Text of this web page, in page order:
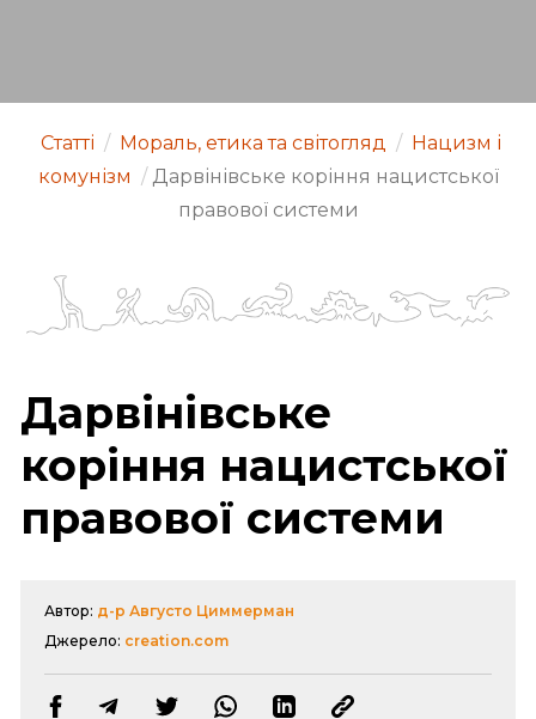
Статті / Мораль, етика та світогляд / Нацизм і
комунізм / Дарвінівське коріння нацистської
правової системи
Дарвінівське
коріння нацистської
правової системи
Автор: д-р Августо Циммерман
Джерело: creation.com